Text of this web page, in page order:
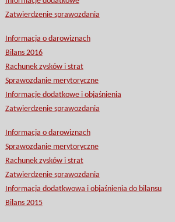
Zatwierdzenie sprawozdania
Informacja o darowiznach
Bilans 2016
Rachunek zysków i strat
Sprawozdanie merytoryczne
Informacje dodatkowe i objaśnienia
Zatwierdzenie sprawozdania
Informacja o darowiznach
Sprawozdanie merytoryczne
Rachunek zysków i strat
Zatwierdzenie sprawozdania
Informacja dodatkwowa i objaśnienia do bilansu
Bilans 2015